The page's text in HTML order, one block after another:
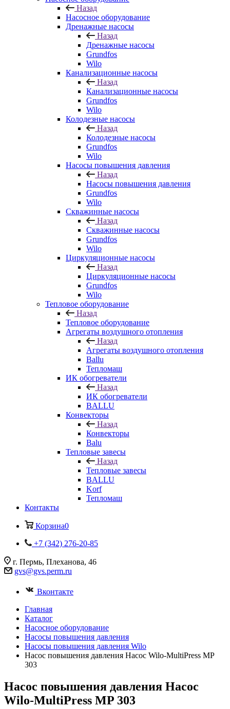
Назад
Насосное оборудование
Дренажные насосы
Назад
Дренажные насосы
Grundfos
Wilo
Канализационные насосы
Назад
Канализационные насосы
Grundfos
Wilo
Колодезные насосы
Назад
Колодезные насосы
Grundfos
Wilo
Насосы повышения давления
Назад
Насосы повышения давления
Grundfos
Wilo
Скважинные насосы
Назад
Скважинные насосы
Grundfos
Wilo
Циркуляционные насосы
Назад
Циркуляционные насосы
Grundfos
Wilo
Тепловое оборудование
Назад
Тепловое оборудование
Агрегаты воздушного отопления
Назад
Агрегаты воздушного отопления
Ballu
Тепломаш
ИК обогреватели
Назад
ИК обогреватели
BALLU
Конвекторы
Назад
Конвекторы
Balu
Тепловые завесы
Назад
Тепловые завесы
BALLU
Korf
Тепломаш
Контакты
Корзина0
+7 (342) 276-20-85
г. Пермь, Плеханова, 46
gvs@gvs.perm.ru
Вконтакте
Главная
Каталог
Насосное оборудование
Насосы повышения давления
Насосы повышения давления Wilo
Насос повышения давления Насос Wilo-MultiPress MP
303
Насос повышения давления Насос
Wilo-MultiPress MP 303